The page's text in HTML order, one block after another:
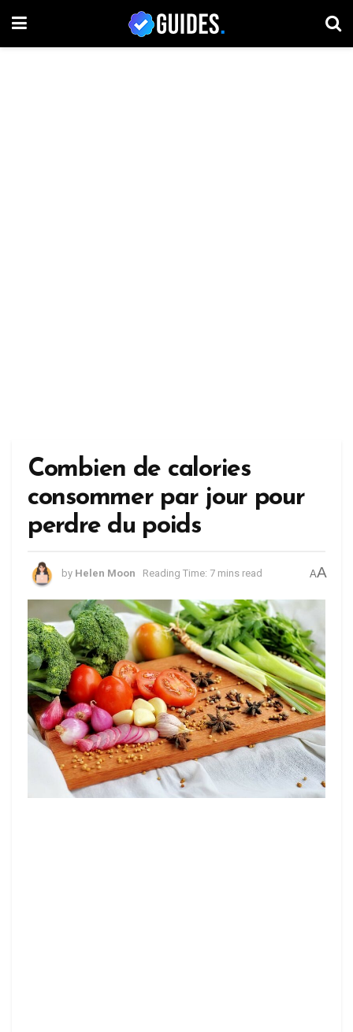
Combien de calories
consommer par jour pour
perdre du poids
by Helen Moon Reading Time: 7 mins read AA